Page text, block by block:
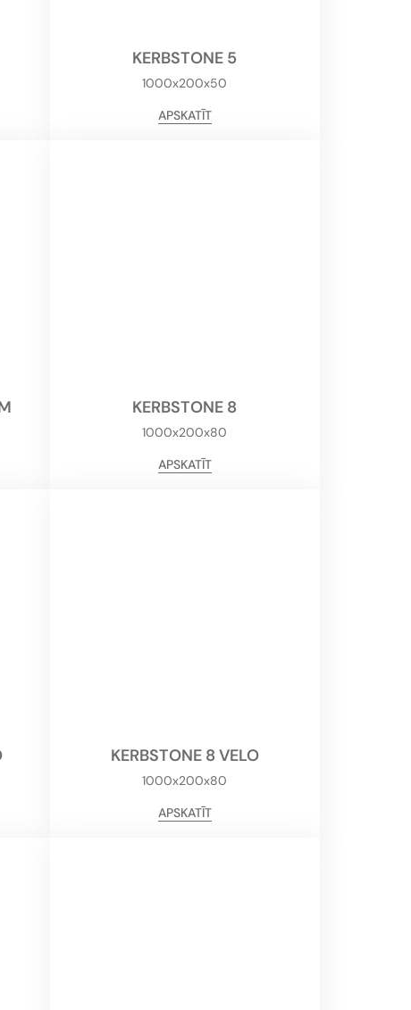
KERBSTONE 5
1000x200x50
APSKATĪT
KERBSTONE 8
1000x200x80
APSKATĪT
KERBSTONE 8 VELO
1000x200x80
APSKATĪT